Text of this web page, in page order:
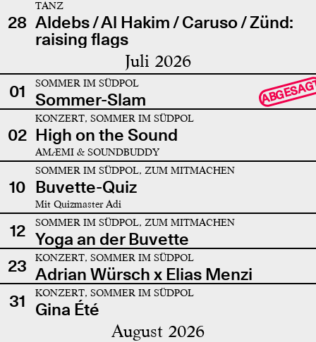
28
TANZ
Aldebs / Al Hakim / Caruso / Zünd:
raising flags
Juli 2026
01 SOMMER IM SÜDPOL
Sommer-Slam
02
KONZERT, SOMMER IM SÜDPOL
High on the Sound
AMÆMI & SOUNDBUDDY
10
SOMMER IM SÜDPOL, ZUM MITMACHEN
Buvette-Quiz
Mit Quizmaster Adi
12 SOMMER IM SÜDPOL, ZUM MITMACHEN
Yoga an der Buvette
23
KONZERT, SOMMER IM SÜDPOL
Adrian Würsch x Elias Menzi
31
KONZERT, SOMMER IM SÜDPOL
Gina Été
August 2026